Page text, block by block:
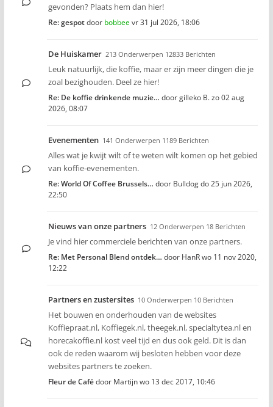
gevonden? Plaats hem dan hier!
Re: gespotdoor bobbeevr 31 jul 2026, 18:06
De Huiskamer 213 Onderwerpen 12833 Berichten
Leuk natuurlijk, die koffie, maar er zijn meer dingen die je
zoal bezighouden. Deel ze hier!
Re: De koffie drinkende muzie… doorgilleko B.zo 02 aug
2026, 08:07
Evenementen 141 Onderwerpen 1189 Berichten
Alles wat je kwijt wilt of te weten wilt komen op het gebied
van koffie-evenementen.
Re: World Of Coffee Brussels… door Bulldogdo 25 jun 2026,
22:50
Nieuws van onze partners 12 Onderwerpen 18 Berichten
Je vind hier commerciele berichten van onze partners.
Re: Met Personal Blend ontdek… door HanRwo 11 nov 2020,
12:22
Partners en zustersites 10 Onderwerpen 10 Berichten
Het bouwen en onderhouden van de websites
Koffiepraat.nl, Koffiegek.nl, theegek.nl, specialtytea.nl en
horecakoffie.nl kost veel tijd en dus ook geld. Dit is dan
ook de reden waarom wij besloten hebben voor deze
websites partners te zoeken.
Fleur de Cafédoor Martijnwo 13 dec 2017, 10:46